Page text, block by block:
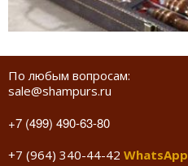
По любым вопросам:
sale@shampurs.ru
+7 (499) 490-63-80
+7 (964) 340-44-42 WhatsApp